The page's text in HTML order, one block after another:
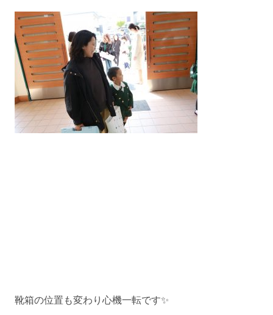
靴箱の位置も変わり心機一転です✨